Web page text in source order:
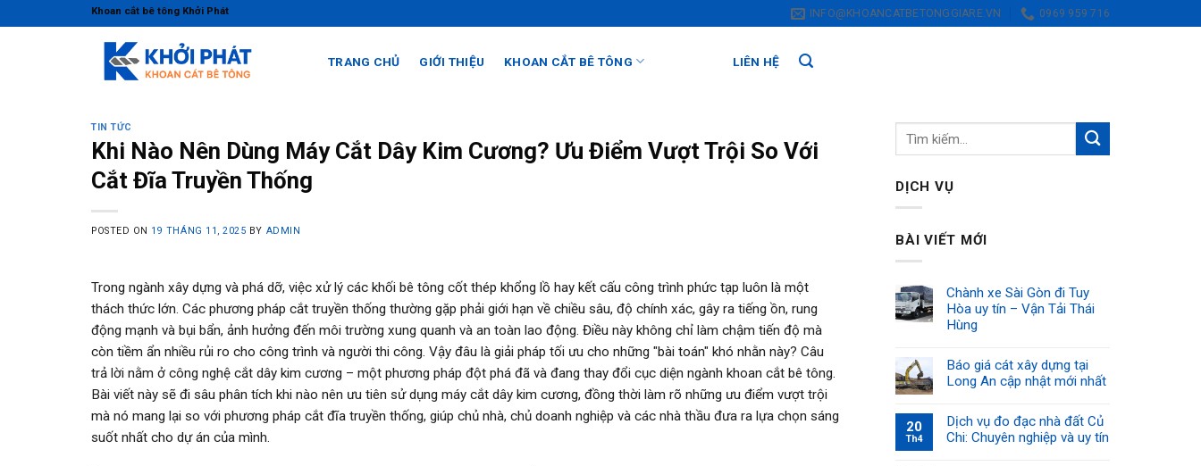
to
Khoan cắt bê tông Khởi Phát INFO@KHOANCATBETONGGIARE.VN 0969 959 716
TRANG CHỦ GIỚI THIỆU KHOAN CẮT BÊ TÔNG LIÊN HỆ
TIN TỨC
Khi Nào Nên Dùng Máy Cắt Dây Kim Cương? Ưu Điểm Vượt Trội So Với
Cắt Đĩa Truyền Thống
POSTED ON 19 THÁNG 11, 2025 BY ADMIN
Trong ngành xây dựng và phá dỡ, việc xử lý các khối bê tông cốt thép khổng lồ hay kết cấu công trình phức tạp luôn là một
thách thức lớn. Các phương pháp cắt truyền thống thường gặp phải giới hạn về chiều sâu, độ chính xác, gây ra tiếng ồn, rung
động mạnh và bụi bẩn, ảnh hưởng đến môi trường xung quanh và an toàn lao động. Điều này không chỉ làm chậm tiến độ mà
còn tiềm ẩn nhiều rủi ro cho công trình và người thi công. Vậy đâu là giải pháp tối ưu cho những "bài toán" khó nhằn này? Câu
trả lời nằm ở công nghệ cắt dây kim cương – một phương pháp đột phá đã và đang thay đổi cục diện ngành khoan cắt bê tông.
Bài viết này sẽ đi sâu phân tích khi nào nên ưu tiên sử dụng máy cắt dây kim cương, đồng thời làm rõ những ưu điểm vượt trội
mà nó mang lại so với phương pháp cắt đĩa truyền thống, giúp chủ nhà, chủ doanh nghiệp và các nhà thầu đưa ra lựa chọn sáng
suốt nhất cho dự án của mình.
DỊCH VỤ
BÀI VIẾT MỚI
Chành xe Sài Gòn đi Tuy
Hòa uy tín – Vận Tải Thái
Hùng
Báo giá cát xây dựng tại
Long An cập nhật mới nhất
20
Th4
Dịch vụ đo đạc nhà đất Củ
Chi: Chuyên nghiệp và uy tín